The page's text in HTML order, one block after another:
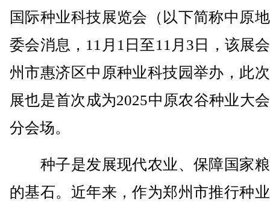
国际种业科技展览会（以下简称中原
委会消息，11月1日至11月3日，该展
州市惠济区中原种业科技园举办，此
展也是首次成为2025中原农谷种业大
分会场。
种子是发展现代农业、保障国家
的基石。近年来，作为郑州市推行种